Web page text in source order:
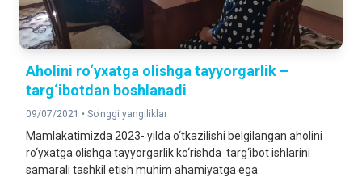
Aholini ro‘yxatga olishga tayyorgarlik –
targ‘ibotdan boshlanadi
09/07/2021 • So'nggi yangiliklar
Mamlakatimizda 2023- yilda o‘tkazilishi belgilangan aholini
ro‘yxatga olishga tayyorgarlik ko‘rishda targ‘ibot ishlarini
samarali tashkil etish muhim ahamiyatga ega.